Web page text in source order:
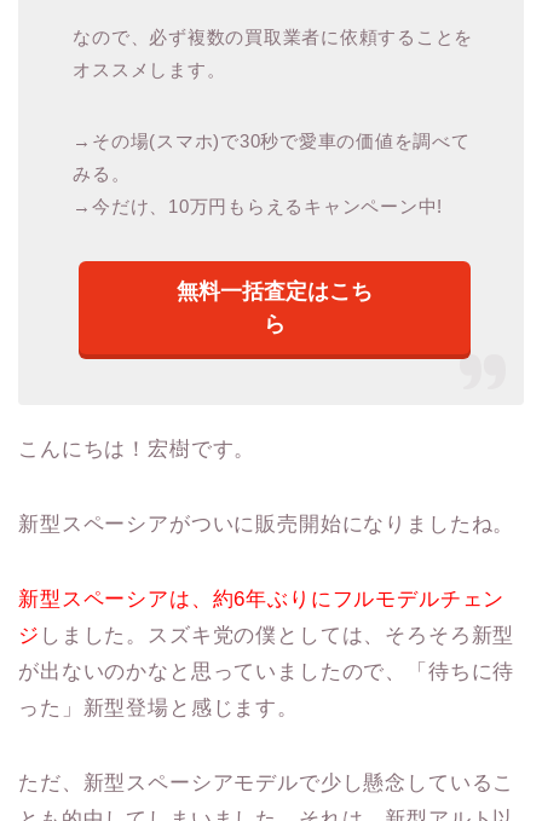
なので、必ず複数の買取業者に依頼することを
オススメします。
→その場(スマホ)で30秒で愛車の価値を調べて
みる。
→今だけ、10万円もらえるキャンペーン中!
無料一括査定はこち
ら
こんにちは！宏樹です。
新型スペーシアがついに販売開始になりましたね。
新型スペーシアは、約6年ぶりにフルモデルチェン
ジ しました。スズキ党の僕としては、そろそろ新型
が出ないのかなと思っていましたので、「待ちに待
った」新型登場と感じます。
ただ、新型スペーシアモデルで少し懸念しているこ